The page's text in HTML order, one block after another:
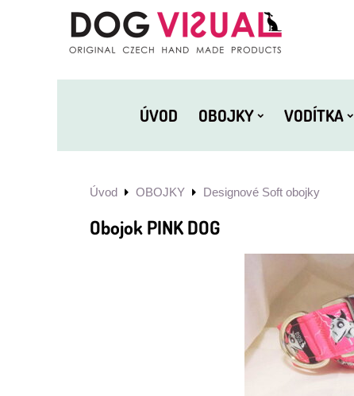
ÚVOD OBOJKY VODÍTKA
Úvod OBOJKY Designové Soft obojky
Obojok PINK DOG